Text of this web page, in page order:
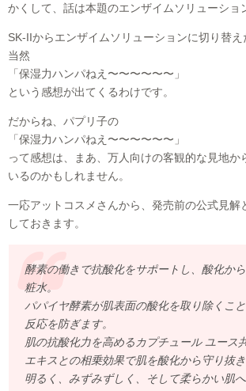
かくして、話は本題のエンザイムソリューショ
SK-IIからエンザイムソリューションに切り替え
当然
「保湿力ハンパねえ〜〜〜〜〜〜」
という感想が出てくるわけです。
だからね、パプリ子の
「保湿力ハンパねえ〜〜〜〜〜〜」
って感想は、まあ、万人向けの客観的な見地か
いるのかもしれません。
一応アットコスメさんから、発売前の公式見解
しておきます。
酵素の働きで抗酸化をサポートし、酸化か
粧水。
パパイヤ酵素が肌表面の酸化を取り除くこ
反応を防ぎます。
肌の抗酸化力を高めるカプチュール ユース
エキスとの相乗効果で肌を酸化から守り抜き
明るく、みずみずしく、そして柔らかい肌へ